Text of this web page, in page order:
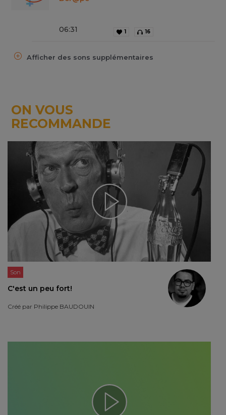
06:31 1 16
Afficher des sons supplémentaires
ON VOUS
RECOMMANDE
Son
C'est un peu fort!
Créé par Philippe BAUDOUIN